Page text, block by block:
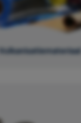
Vulkanisatiemateriaal